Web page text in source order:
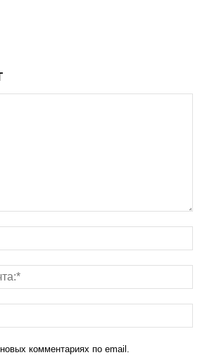
комментариях по email.